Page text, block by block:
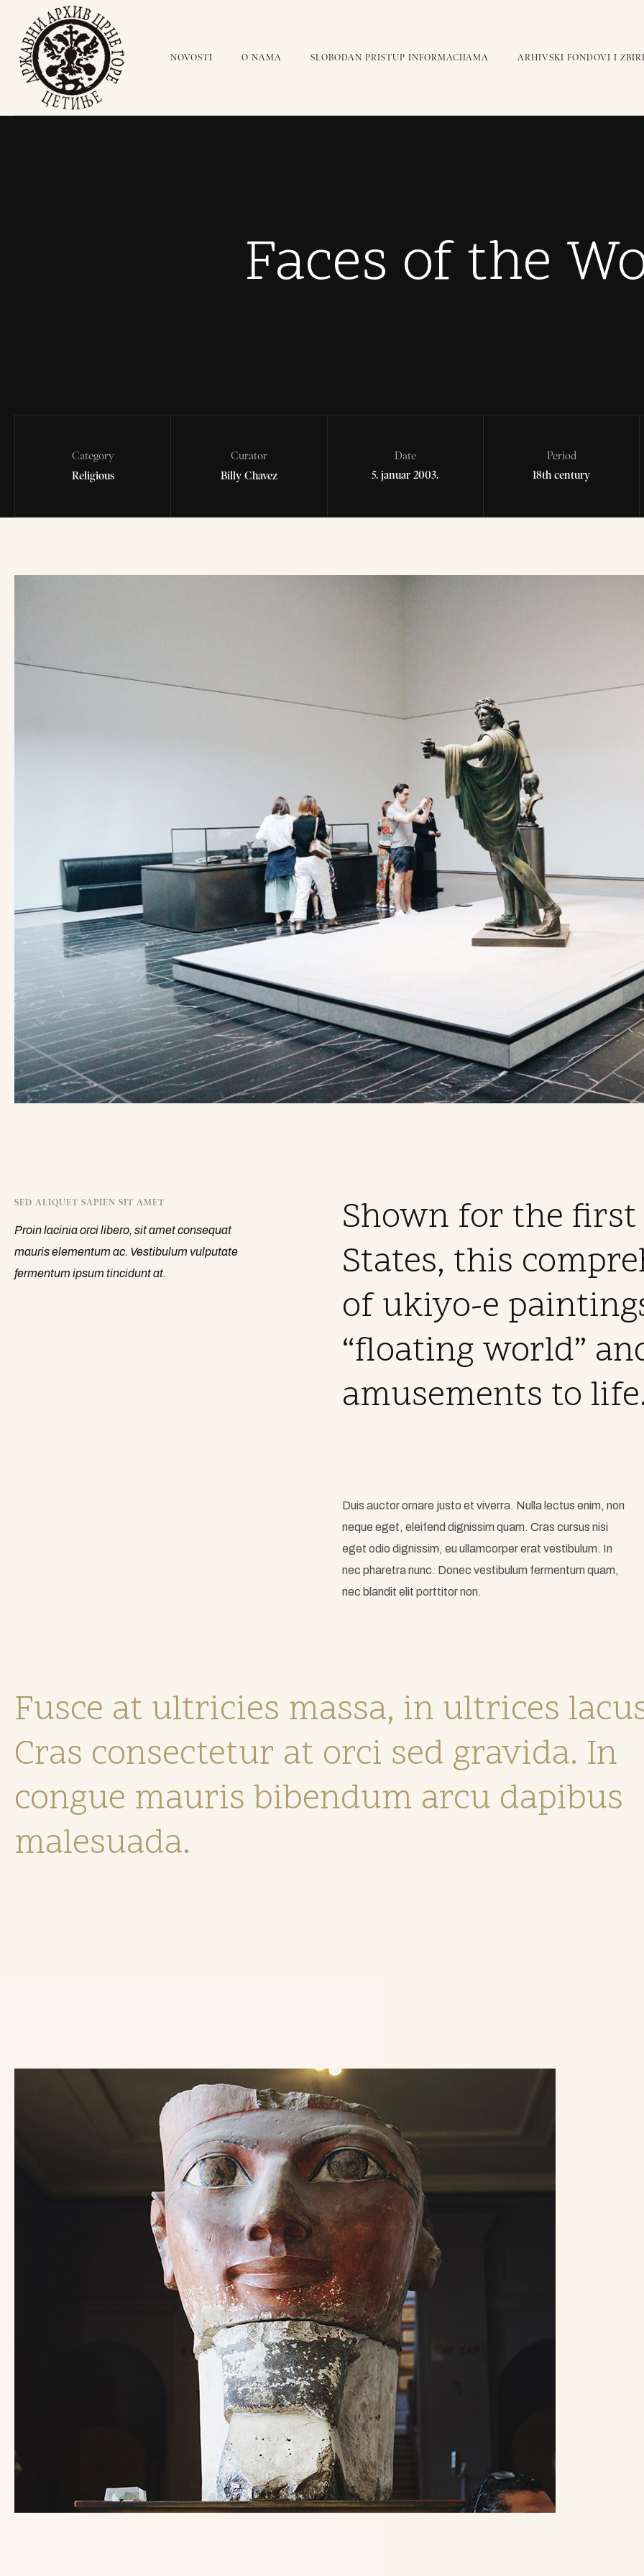
NOVOSTI O NAMA SLOBODAN PRISTUP INFORMACIJAMA ARHIVSKI FONDOVI I
Faces of the
Category
Religious
Curator
Billy Chavez
Date
5. januar 2003.
Period
18th century
SED ALIQUET SAPIEN SIT AMET
Proin lacinia orci libero, sit amet consequat
mauris elementum ac. Vestibulum vulputate
fermentum ipsum tincidunt at.
Shown for the
States, this
of ukiyo-e
“floating world”
amusements to
Duis auctor ornare justo et viverra. Nulla lectus enim, non
neque eget, eleifend dignissim quam. Cras cursus nisi
eget odio dignissim, eu ullamcorper erat vestibulum. In
nec pharetra nunc. Donec vestibulum fermentum quam,
nec blandit elit porttitor non.
Fusce at ultricies massa, in ultrices
Cras consectetur at orci sed gravida. In
congue mauris bibendum arcu dapibus
malesuada.